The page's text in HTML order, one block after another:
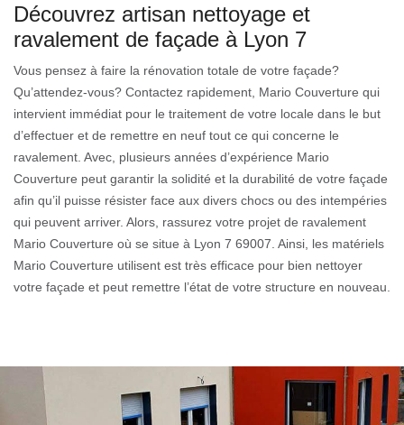
Découvrez artisan nettoyage et
ravalement de façade à Lyon 7
Vous pensez à faire la rénovation totale de votre façade?
Qu’attendez-vous? Contactez rapidement, Mario Couverture qui
intervient immédiat pour le traitement de votre locale dans le but
d’effectuer et de remettre en neuf tout ce qui concerne le
ravalement. Avec, plusieurs années d’expérience Mario
Couverture peut garantir la solidité et la durabilité de votre façade
afin qu’il puisse résister face aux divers chocs ou des intempéries
qui peuvent arriver. Alors, rassurez votre projet de ravalement
Mario Couverture où se situe à Lyon 7 69007. Ainsi, les matériels
Mario Couverture utilisent est très efficace pour bien nettoyer
votre façade et peut remettre l’état de votre structure en nouveau.